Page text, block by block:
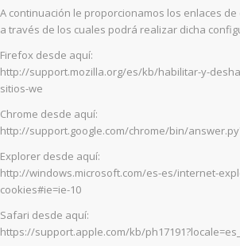
A continuación le proporcionamos los enlaces
a través de los cuales podrá realizar dicha
Firefox desde aquí:
http://support.mozilla.org/es/kb/habilitar-y-
sitios-we
Chrome desde aquí:
http://support.google.com/chrome/bin/
Explorer desde aquí:
http://windows.microsoft.com/es-es/internet-
cookies#ie=ie-10
Safari desde aquí:
https://support.apple.com/kb/